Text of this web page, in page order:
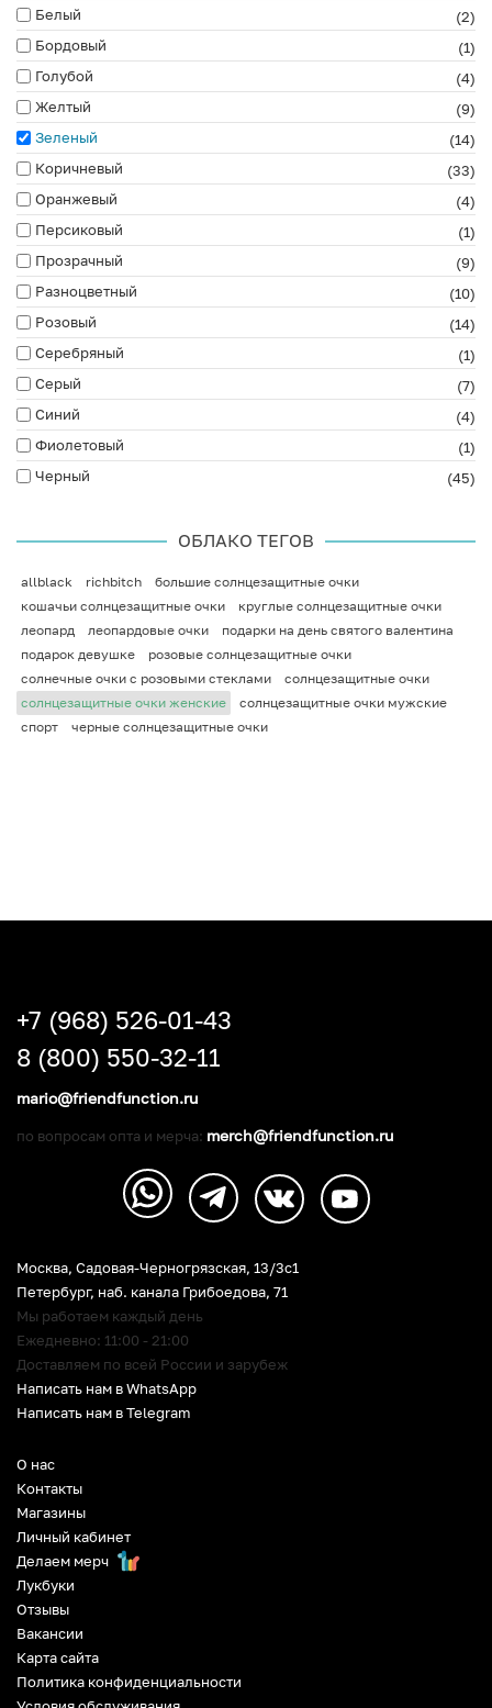
Белый
(2)
Бордовый
(1)
Голубой
(4)
Желтый
(9)
Зеленый
(14)
Коричневый
(33)
Оранжевый
(4)
Персиковый
(1)
Прозрачный
(9)
Разноцветный
(10)
Розовый
(14)
Серебряный
(1)
Серый
(7)
Синий
(4)
Фиолетовый
(1)
Черный
(45)
ОБЛАКО ТЕГОВ
allblack richbitch
большие солнцезащитные очки
кошачьи солнцезащитные очки
круглые солнцезащитные очки
леопард
леопардовые очки
подарки на день святого валентина
подарок девушке
розовые солнцезащитные очки
солнечные очки с розовыми стеклами
солнцезащитные очки
солнцезащитные очки женские
солнцезащитные очки мужские
спорт
черные солнцезащитные очки
О нас
Контакты
Магазины
Личный кабинет
Делаем мерч
Лукбуки
Отзывы
Вакансии
Карта сайта
Политика конфиденциальности
Москва, Садовая-Черногрязская, 13/3c1
Петербург, наб. канала Грибоедова, 71
Мы работаем каждый день
Ежедневно: 11:00 - 21:00
Доставляем по всей России и зарубеж
Написать нам в WhatsApp
Написать нам в Telegram
+7 (968) 526-01-43
8 (800) 550-32-11
mario@friendfunction.ru
по вопросам опта и мерча: merch@friendfunction.ru